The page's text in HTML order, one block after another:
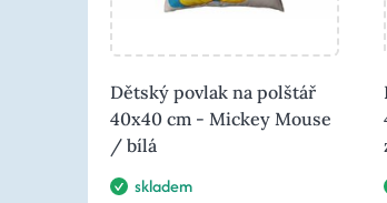
Dětský povlak na polštář
40x40 cm - Mickey Mouse
/ bílá
skladem